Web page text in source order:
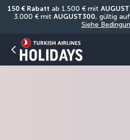
150 € Rabatt ab 1.500 € mit
3.000 € mit AUGUST300
Siehe